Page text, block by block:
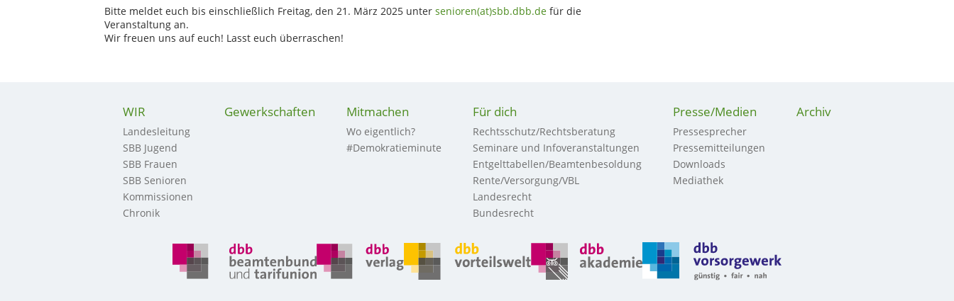
Bitte meldet euch bis einschließlich Freitag, den 21. März 2025 unter senioren(at)sbb.dbb.de für die
Veranstaltung an.
Wir freuen uns auf euch! Lasst euch überraschen!
WIR
Landesleitung
SBB Jugend
SBB Frauen
SBB Senioren
Kommissionen
Chronik
Gewerkschaften Mitmachen
Wo eigentlich?
#Demokratieminute
Für dich
Rechtsschutz/Rechtsberatung
Seminare und Infoveranstaltungen
Entgelttabellen/Beamtenbesoldung
Rente/Versorgung/VBL
Landesrecht
Bundesrecht
Presse/Medien
Pressesprecher
Pressemitteilungen
Downloads
Mediathek
Archiv